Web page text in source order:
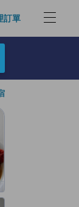
訂單
同方法以選擇